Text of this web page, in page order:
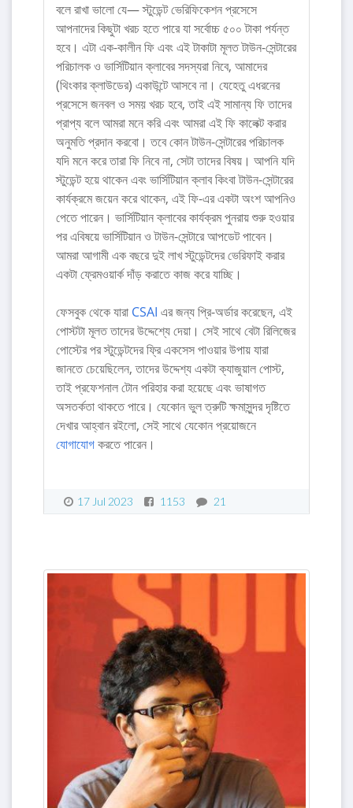
বলে রাখা ভালো যে— স্টুডেন্ট ভেরিফিকেশন প্রসেসে
আপনাদের কিছুটা খরচ হতে পারে যা সর্বোচ্চ ৫০০ টাকা পর্যন্ত
হবে। এটা এক-কালীন ফি এবং এই টাকাটা মূলত টাউন-সেন্টারের
পরিচালক ও ভার্সিটিয়ান ক্লাবের সদস্যরা নিবে, আমাদের
(থিংকার ক্লাউডের) একাউন্টে আসবে না। যেহেতু এধরনের
প্রসেসে জনবল ও সময় খরচ হবে, তাই এই সামান্য ফি তাদের
প্রাপ্য বলে আমরা মনে করি এবং আমরা এই ফি কালেক্ট করার
অনুমতি প্রদান করবো। তবে কোন টাউন-সেন্টারের পরিচালক
যদি মনে করে তারা ফি নিবে না, সেটা তাদের বিষয়। আপনি যদি
স্টুডেন্ট হয়ে থাকেন এবং ভার্সিটিয়ান ক্লাব কিংবা টাউন-সেন্টারের
কার্যক্রমে জয়েন করে থাকেন, এই ফি-এর একটা অংশ আপনিও
পেতে পারেন। ভার্সিটিয়ান ক্লাবের কার্যক্রম পুনরায় শুরু হওয়ার
পর এবিষয়ে ভার্সিটিয়ান ও টাউন-সেন্টারে আপডেট পাবেন।
আমরা আগামী এক বছরে দুই লাখ স্টুডেন্টদের ভেরিফাই করার
একটা ফ্রেমওয়ার্ক দাঁড় করাতে কাজ করে যাচ্ছি।
ফেসবুক থেকে যারা CSAI এর জন্য প্রি-অর্ডার করেছেন, এই
পোস্টটা মূলত তাদের উদ্দেশ্যে দেয়া। সেই সাথে বেটা রিলিজের
পোস্টের পর স্টুডেন্টদের ফ্রি একসেস পাওয়ার উপায় যারা
জানতে চেয়েছিলেন, তাদের উদ্দেশ্য একটা ক্যাজুয়াল পোস্ট,
তাই প্রফেশনাল টোন পরিহার করা হয়েছে এবং ভাষাগত
অসতর্কতা থাকতে পারে। যেকোন ভুল ত্রুটি ক্ষমাসুন্দর দৃষ্টিতে
দেখার আহ্বান রইলো, সেই সাথে যেকোন প্রয়োজনে
যোগাযোগকরতে পারেন।
17 Jul 2023 1153 21